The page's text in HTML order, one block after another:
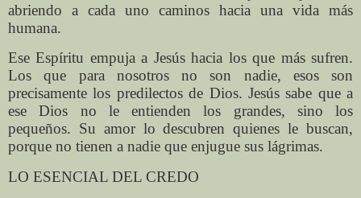
abriendo a cada uno caminos hacia una vida más
humana.
Ese Espíritu empuja a Jesús hacia los que más sufren.
Los que para nosotros no son nadie, esos son
precisamente los predilectos de Dios. Jesús sabe que a
ese Dios no le entienden los grandes, sino los
pequeños. Su amor lo descubren quienes le buscan,
porque no tienen a nadie que enjugue sus lágrimas.
LO ESENCIAL DEL CREDO